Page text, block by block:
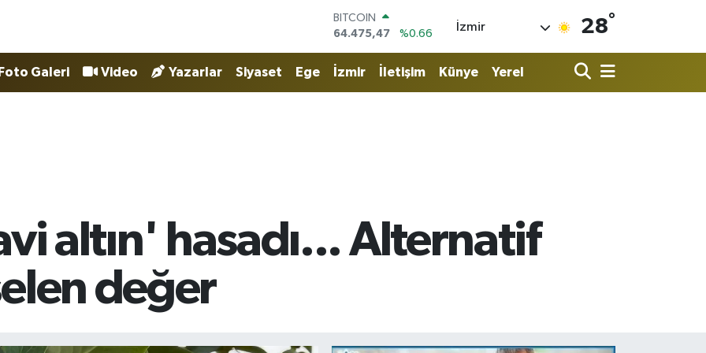
DOLAR
47,5971
%0.05
55,1336
%0.18
İzmir 28°
Foto Galeri Video Yazarlar Siyaset Ege İzmir İletişim Künye Yerel
altın' hasadı... Alternatif
değer